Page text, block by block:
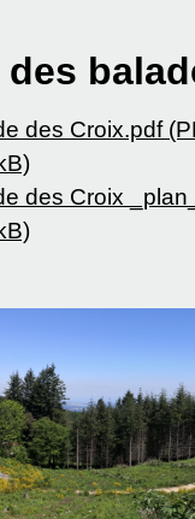
des
des Croix.pdf
des Croix